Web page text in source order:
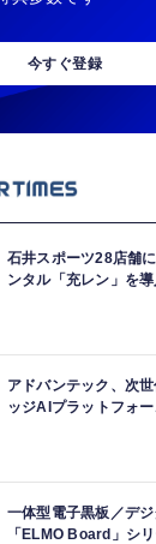
今すぐ登録
石井スポーツ28店舗
ンタル「充レン」を導
アドバンテック、次
ッジAIプラットフォ
一体型電子黒板／デ
「ELMO Board」シ